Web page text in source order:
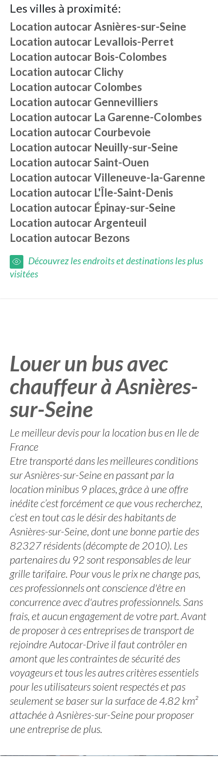
Les villes à proximité:
Location autocarAsnières-sur-Seine
Location autocar Levallois-Perret
Location autocar Bois-Colombes
Location autocarClichy
Location autocarColombes
Location autocarGennevilliers
Location autocar La Garenne-Colombes
Location autocarCourbevoie
Location autocar Neuilly-sur-Seine
Location autocarSaint-Ouen
Location autocarVilleneuve-la-Garenne
Location autocar L'Île-Saint-Denis
Location autocar Épinay-sur-Seine
Location autocarArgenteuil
Location autocar Bezons
Découvrez les endroits et destinations les plus
visitées
Louer un bus avec
chauffeur à Asnières-
sur-Seine
Le meilleur devis pour la location bus en Ile de
France
Etre transporté dans les meilleures conditions
sur Asnières-sur-Seine en passant par la
location minibus 9 places, grâce à une offre
inédite c’est forcément ce que vous recherchez,
c’est en tout cas le désir des habitants de
Asnières-sur-Seine, dont une bonne partie des
82327 résidents (décompte de 2010). Les
partenaires du 92 sont responsables de leur
grille tarifaire. Pour vous le prix ne change pas,
ces professionnels ont conscience d'être en
concurrence avec d'autres professionnels. Sans
frais, et aucun engagement de votre part. Avant
de proposer à ces entreprises de transport de
rejoindre Autocar-Drive il faut contrôler en
amont que les contraintes de sécurité des
voyageurs et tous les autres critères essentiels
pour les utilisateurs soient respectés et pas
seulement se baser sur la surface de 4.82 km²
attachée à Asnières-sur-Seine pour proposer
une entreprise de plus.